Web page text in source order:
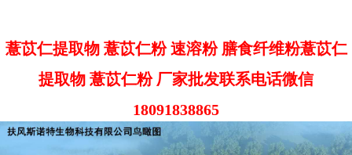
薏苡仁提取物 薏苡仁粉 速溶粉 膳食纤维粉薏苡仁
提取物 薏苡仁粉 厂家批发联系电话微信
18091838865